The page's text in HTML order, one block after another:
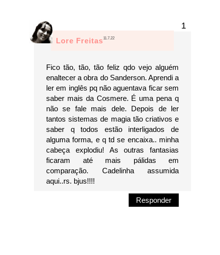
Lore Freitas11.7.22
Fico tão, tão, tão feliz qdo vejo alguém
enaltecer a obra do Sanderson. Aprendi a
ler em inglês pq não aguentava ficar sem
saber mais da Cosmere. É uma pena q
não se fale mais dele. Depois de ler
tantos sistemas de magia tão criativos e
saber q todos estão interligados de
alguma forma, e q td se encaixa.. minha
cabeça explodiu! As outras fantasias
ficaram até mais pálidas em
comparação. Cadelinha assumida
aqui..rs. bjus!!!!
Responder